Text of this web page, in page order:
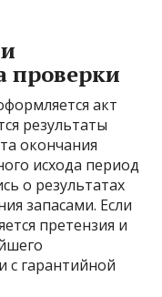
проверки
акт
результаты
окончания
исхода период
о результатах
запасами. Если
претензия и
с гарантийной